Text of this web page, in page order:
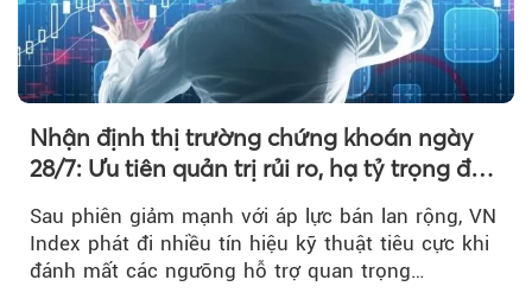
Nhận định thị trường chứng khoán ngày
28/7: Ưu tiên quản trị rủi ro, hạ tỷ trọng đòn
Sau phiên giảm mạnh với áp lực bán lan rộng, VN
Index phát đi nhiều tín hiệu kỹ thuật tiêu cực khi
đánh mất các ngưỡng hỗ trợ quan trọng…